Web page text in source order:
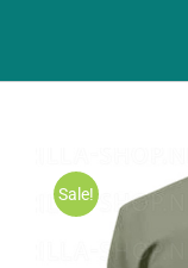
Sale!